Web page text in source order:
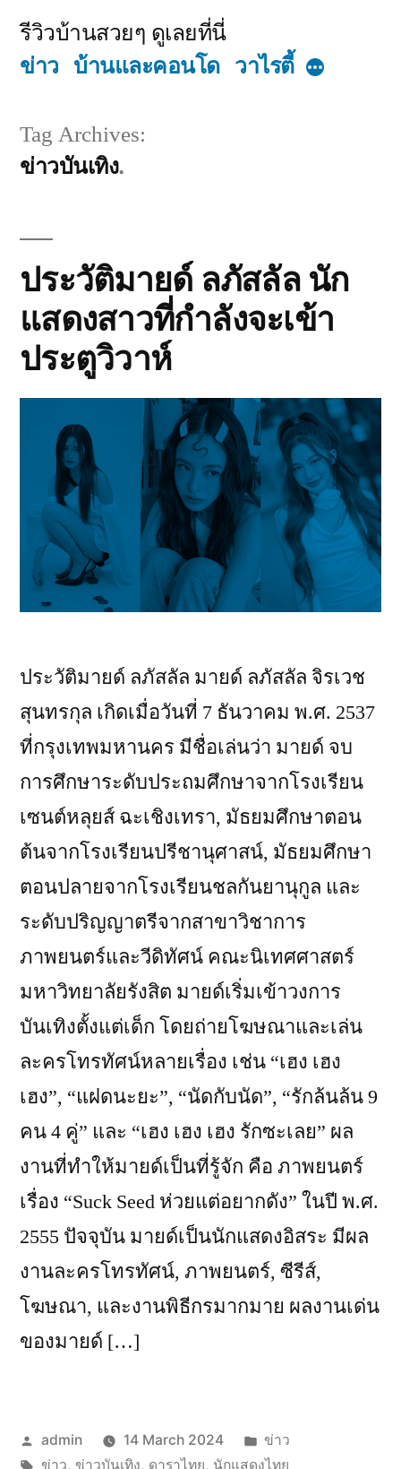
Skip
รีวิวบ้านสวยๆ ดูเลยที่นี่
ข่าว บ้านและคอนโด วาไรตี้ More
Tag Archives:
ข่าวบันเทิง
ประวัติมายด์ ลภัสลัล นัก
แสดงสาวที่กำลังจะเข้า
ประตูวิวาห์
ประวัติมายด์ ลภัสลัล มายด์ ลภัสลัล จิรเวช
สุนทรกุล เกิดเมื่อวันที่ 7 ธันวาคม พ.ศ. 2537
ที่กรุงเทพมหานคร มีชื่อเล่นว่า มายด์ จบ
การศึกษาระดับประถมศึกษาจากโรงเรียน
เซนต์หลุยส์ ฉะเชิงเทรา, มัธยมศึกษาตอน
ต้นจากโรงเรียนปรีชานุศาสน์, มัธยมศึกษา
ตอนปลายจากโรงเรียนชลกันยานุกูล และ
ระดับปริญญาตรีจากสาขาวิชาการ
ภาพยนตร์และวีดิทัศน์ คณะนิเทศศาสตร์
มหาวิทยาลัยรังสิต มายด์เริ่มเข้าวงการ
บันเทิงตั้งแต่เด็ก โดยถ่ายโฆษณาและเล่น
ละครโทรทัศน์หลายเรื่อง เช่น “เฮง เฮง
เฮง”, “แฝดนะยะ”, “นัดกับนัด”, “รักล้นล้น 9
คน 4 คู่” และ “เฮง เฮง เฮง รักซะเลย” ผล
งานที่ทำให้มายด์เป็นที่รู้จัก คือ ภาพยนตร์
เรื่อง “Suck Seed ห่วยแต่อยากดัง” ในปี พ.ศ.
2555 ปัจจุบัน มายด์เป็นนักแสดงอิสระ มีผล
งานละครโทรทัศน์, ภาพยนตร์, ซีรีส์,
โฆษณา, และงานพิธีกรมากมาย ผลงานเด่น
ของมายด์ […]
Posted
by
admin 14 March 2024
Posted
in
ข่าว
Tags:
ข่าว, ข่าวบันเทิง, ดาราไทย, นักแสดงไทย